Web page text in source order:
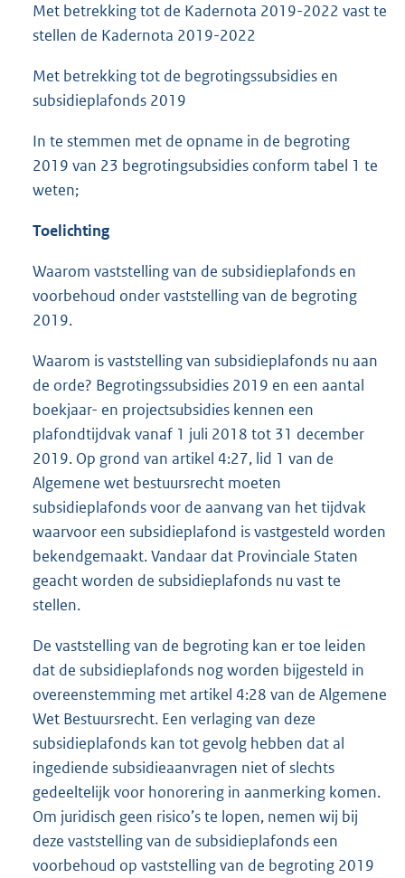
Met betrekking tot de Kadernota 2019-2022 vast te
stellen de Kadernota 2019-2022
Met betrekking tot de begrotingssubsidies en
subsidieplafonds 2019
In te stemmen met de opname in de begroting
2019 van 23 begrotingsubsidies conform tabel 1 te
weten;
Toelichting
Waarom vaststelling van de subsidieplafonds en
voorbehoud onder vaststelling van de begroting
2019.
Waarom is vaststelling van subsidieplafonds nu aan
de orde? Begrotingssubsidies 2019 en een aantal
boekjaar- en projectsubsidies kennen een
plafondtijdvak vanaf 1 juli 2018 tot 31 december
2019. Op grond van artikel 4:27, lid 1 van de
Algemene wet bestuursrecht moeten
subsidieplafonds voor de aanvang van het tijdvak
waarvoor een subsidieplafond is vastgesteld worden
bekendgemaakt. Vandaar dat Provinciale Staten
geacht worden de subsidieplafonds nu vast te
stellen.
De vaststelling van de begroting kan er toe leiden
dat de subsidieplafonds nog worden bijgesteld in
overeenstemming met artikel 4:28 van de Algemene
Wet Bestuursrecht. Een verlaging van deze
subsidieplafonds kan tot gevolg hebben dat al
ingediende subsidieaanvragen niet of slechts
gedeeltelijk voor honorering in aanmerking komen.
Om juridisch geen risico’s te lopen, nemen wij bij
deze vaststelling van de subsidieplafonds een
voorbehoud op vaststelling van de begroting 2019